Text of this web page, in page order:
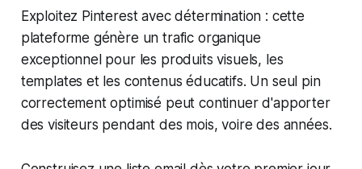
Exploitez Pinterest avec détermination : cette
plateforme génère un trafic organique
exceptionnel pour les produits visuels, les
templates et les contenus éducatifs. Un seul pin
correctement optimisé peut continuer d'apporter
des visiteurs pendant des mois, voire des années.